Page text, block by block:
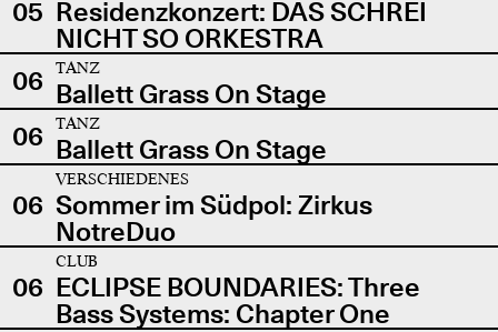
05 Residenzkonzert: DAS SCHREI
NICHT SO ORKESTRA
06
TANZ
Ballett Grass On Stage
06
TANZ
Ballett Grass On Stage
06
VERSCHIEDENES
Sommer im Südpol: Zirkus
NotreDuo
06
CLUB
ECLIPSE BOUNDARIES: Three
Bass Systems: Chapter One